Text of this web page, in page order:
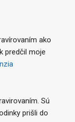
ako
predčil moje
Sú
prišli do